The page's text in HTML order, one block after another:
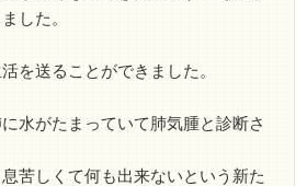
した。
を送ることができました。
水がたまっていて肺気腫と診断さ
苦しくて何も出来ないという新た